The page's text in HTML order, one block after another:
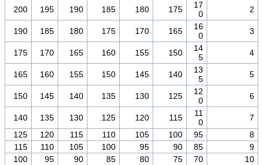
200 195 190 185 180 175
17
0
2
190 185 180 175 170 165
16
0
3
175 170 165 160 155 150
14
5
4
165 160 155 150 145 140
13
5
5
150 145 140 135 130 125
12
0
6
140 135 130 .125 120 115
11
0
7
125
120 115 110 105 100 95
8
115
110 105 100 95 90 85
9
100
95 90 85 80 75 70
10